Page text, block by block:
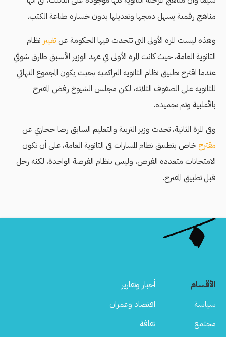
مناهج رقمية يسهل دمجها وتعديلها بدون خسارة طباعة الكتب.
وهذه ليست المرة الأولى التي تتحدث فيها الحكومة عنتغيير نظام
الثانوية العامة، حيث كانت المرة الأولى في عهد الوزير الأسبق طارق شوقي
عندما اقترح تطبيق نظام الثانوية التراكمية بحيث يكون المجموع النهائي
للثانوية على الصفوف الثلاثة، لكن مجلس الشيوخ رفض المقترح
بالأغلبية وتم تجميده.
وفي المرة الثانية، تحدث وزير التربية والتعليم السابق رضا حجازي عن
مقترحخاص بتطبيق نظام المسارات في الثانوية العامة، على أن تكون
الامتحانات متعددة الفرص، وليس بنظام الفرصة الواحدة، لكنه رحل
قبل تطبيق المقترح.
الأقسام
أخبار وتقارير
سياسة
اقتصاد وعمران
مجتمع
ثقافة